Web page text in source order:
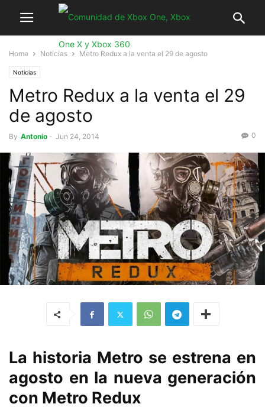
Home Noticias Metro Redux a la venta el 29 de agosto
Noticias
Metro Redux a la venta el 29
de agosto
By Antonio - Jun 24, 2014 0
La historia Metro se estrena en
agosto en la nueva generación
con Metro Redux